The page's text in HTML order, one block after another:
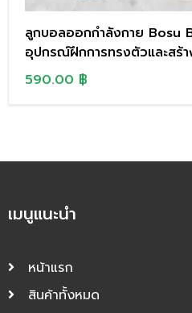
ลูกบอลออกกำลังกาย Bosu
อุปกรณ์ฝึกการทรงตัวและสร้า
590.00 ฿
เมนูแนะนำ
หน้าแรก
สินค้าทั้งหมด